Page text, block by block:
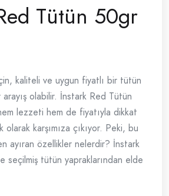
Tütün 50gr
kaliteli ve uygun fiyatlı bir tütün
olabilir. İnstark Red Tütün
lezzeti hem de fiyatıyla dikkat
karşımıza çıkıyor. Peki, bu
ayıran özellikler nelerdir? İnstark
seçilmiş tütün yapraklarından elde